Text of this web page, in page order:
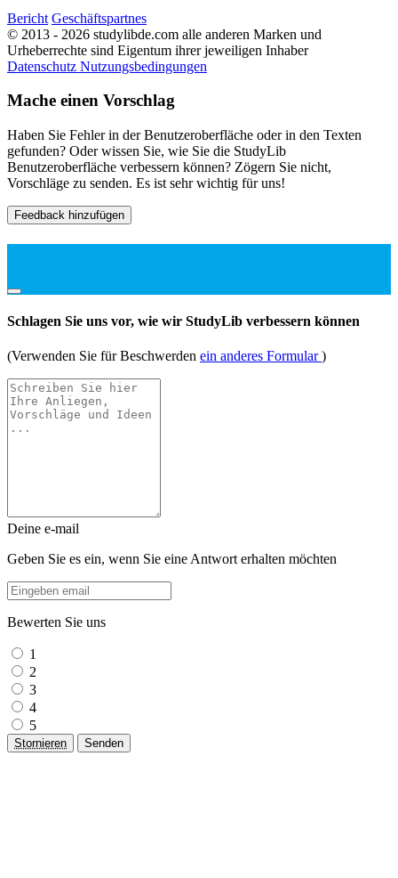
Bericht Geschäftspartnes
© 2013 - 2026 studylibde.com alle anderen Marken und
Urheberrechte sind Eigentum ihrer jeweiligen Inhaber
Datenschutz Nutzungsbedingungen
Mache einen Vorschlag
Haben Sie Fehler in der Benutzeroberfläche oder in den Texten
gefunden? Oder wissen Sie, wie Sie die StudyLib
Benutzeroberfläche verbessern können? Zögern Sie nicht,
Vorschläge zu senden. Es ist sehr wichtig für uns!
Feedback hinzufügen
Schlagen Sie uns vor, wie wir StudyLib verbessern können
(Verwenden Sie für Beschwerden ein anderes Formular)
Deine e-mail
Geben Sie es ein, wenn Sie eine Antwort erhalten möchten
Bewerten Sie uns
1
2
3
4
5
Stornieren Senden